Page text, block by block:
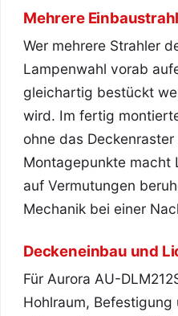
Mehrere
Wer mehrere Strahler
Lampenwahl vorab
gleichartig bestückt
wird. Im fertig
ohne das
Montagepunkte macht
auf Vermutungen
Mechanik bei einer
Deckeneinbau und
Für Aurora AU-
Hohlraum,